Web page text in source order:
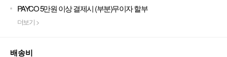
PAYCO 5만원 이상 결제시 (부분)무이자 할부
더보기 >
배송비